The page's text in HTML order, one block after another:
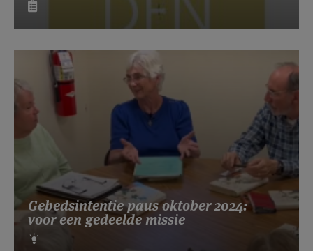
Gebedsintentie paus oktober 2024:
voor een gedeelde missie